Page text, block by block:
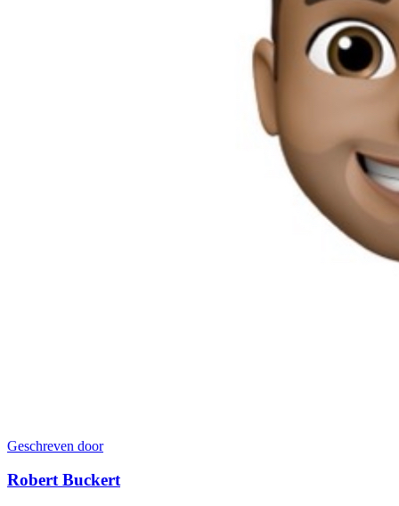
Geschreven door
Robert Buckert